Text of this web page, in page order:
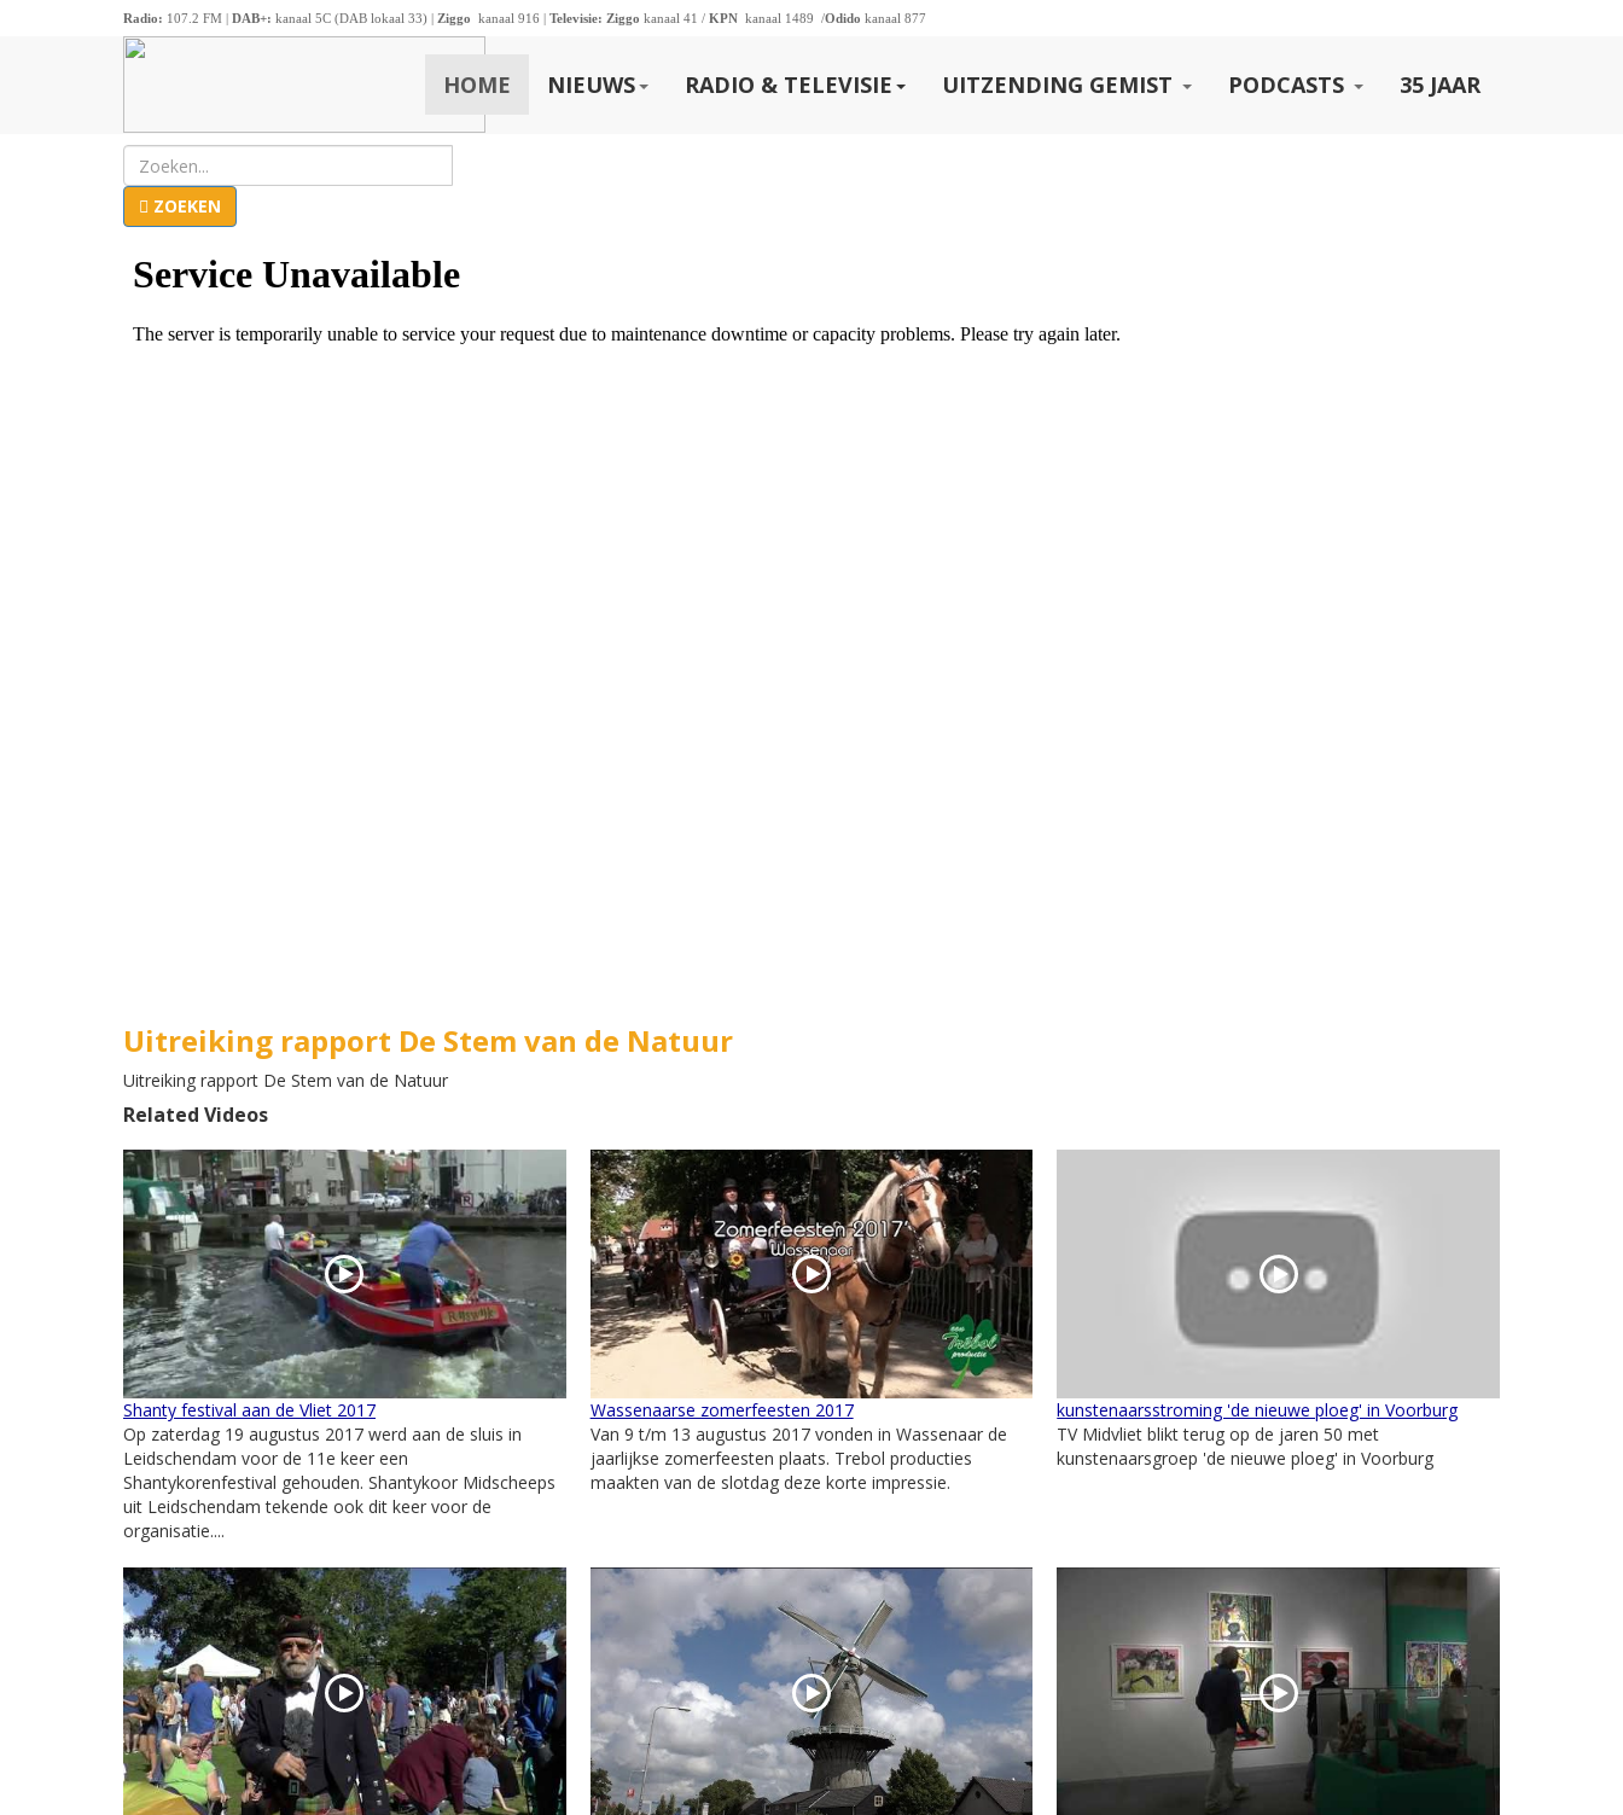
Radio: 107.2 FM | DAB+: kanaal 5C (DAB lokaal 33) | Ziggo kanaal 916 | Televisie: Ziggo kanaal 41 / KPN kanaal 1489 /Odido kanaal 877
HOME NIEUWS RADIO & TELEVISIE UITZENDING GEMIST PODCASTS 35 JAAR
ZOEKEN
Uitreiking rapport De Stem van de Natuur
Uitreiking rapport De Stem van de Natuur
Related Videos
Shanty festival aan de Vliet 2017
Op zaterdag 19 augustus 2017 werd aan de sluis in
Leidschendam voor de 11e keer een
Shantykorenfestival gehouden. Shantykoor Midscheeps
uit Leidschendam tekende ook dit keer voor de
organisatie....
Wassenaarse zomerfeesten 2017
Van 9 t/m 13 augustus 2017 vonden in Wassenaar de
jaarlijkse zomerfeesten plaats. Trebol producties
maakten van de slotdag deze korte impressie.
kunstenaarsstroming 'de nieuwe ploeg' in Voorburg
TV Midvliet blikt terug op de jaren 50 met
kunstenaarsgroep 'de nieuwe ploeg' in Voorburg